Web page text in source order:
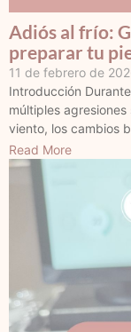
Adiós al frío:
preparar tu
11 de febrero de
Introducción
múltiples
viento, los cambios
Read More